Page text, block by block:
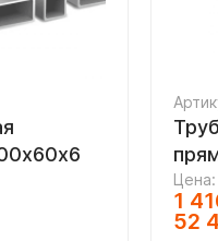
Цена:
1
52